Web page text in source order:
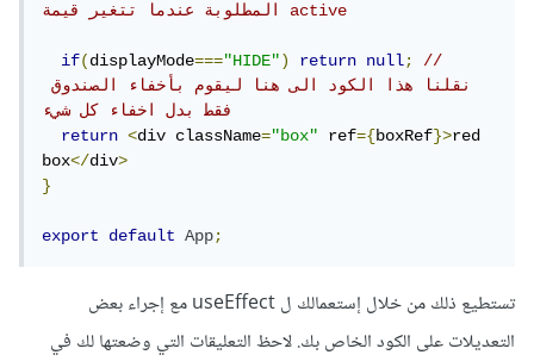
المطلوبة عندما تتغير قيمة active
if(displayMode==="HIDE") return null;
//
نقلنا هذا الكود الى هنا ليقوم بأخفاء الصندوق
فقط بدل اخفاء كل شيء
return
<div className="box" ref={boxRef}>red
box</div>
}
export default App;
تستطيع ذلك من خلال إستعمالك ل useEffect مع إجراء بعض
التعديلات على الكود الخاص بك. لاحظ التعليقات التي وضعتها لك في